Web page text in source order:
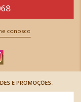
conosco
E PROMOÇÕES.